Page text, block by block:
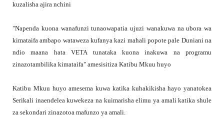
kuzalisha ajira nchini
"Napenda kuona wanafunzi tunaowapatia ujuzi wanakuwa na ubora wa
kimataifa ambapo wataweza kufanya kazi mahali popote pale Duniani na
ndio maana hata VETA tunataka kuona inakuwa na programu
zinazotambilika kimataifa" amesisitiza Katibu Mkuu huyo
Katibu Mkuu huyo amesema kuwa katika kuhakikisha hayo yanatokea
Serikali inaendelea kuwekeza na kuimarisha elimu ya amali katika shule
za sekondari zinazotoa mafunzo ya amali.